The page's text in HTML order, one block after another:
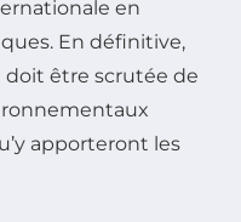
en
En définitive,
doit être scrutée de
apporteront les